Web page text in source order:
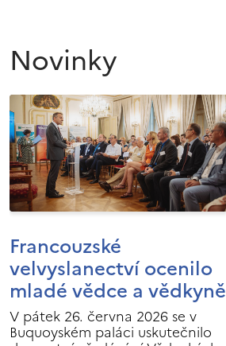
Novinky
Francouzské
velvyslanectví ocenilo
mladé vědce a vědkyně
V pátek 26. června 2026 se v
Buquoyském paláci uskutečnilo